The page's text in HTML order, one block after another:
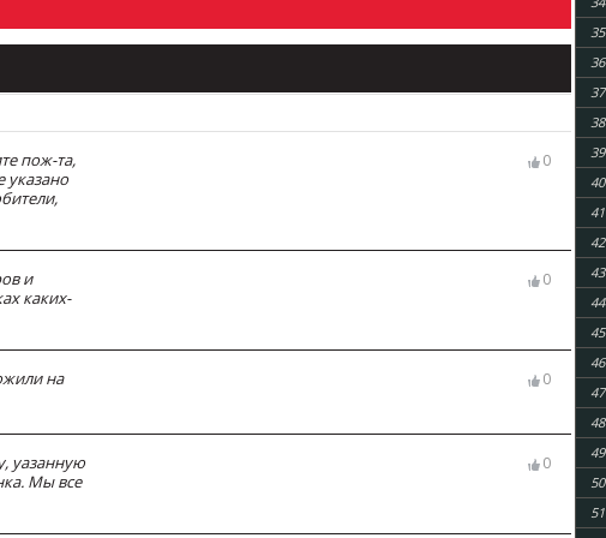
пож-та,
указано
0
и
каких-
0
на 0
уазанную
Мы все
0
35
36
37
38
39
40
41
42
43
44
45
46
47
48
49
50
51